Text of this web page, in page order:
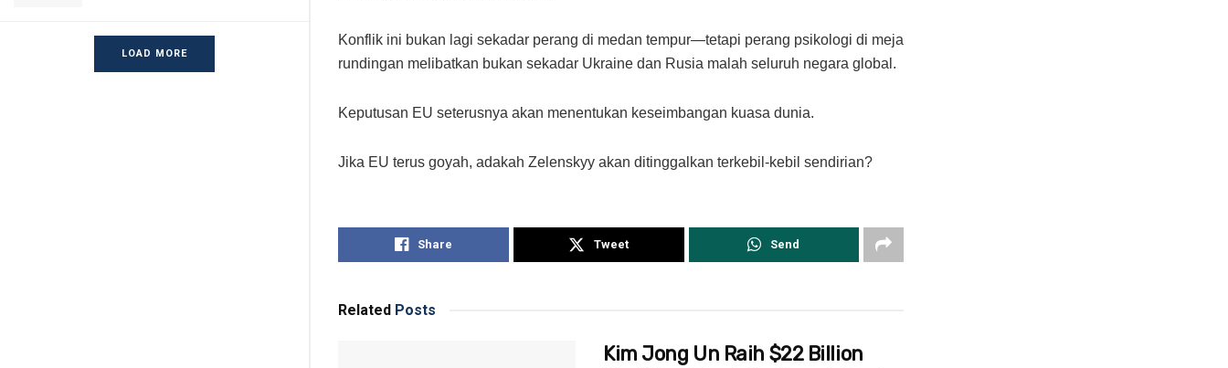
LOAD MORE
Konflik ini bukan lagi sekadar perang di medan tempur—tetapi perang psikologi di meja
rundingan melibatkan bukan sekadar Ukraine dan Rusia malah seluruh negara global.
Keputusan EU seterusnya akan menentukan keseimbangan kuasa dunia.
Jika EU terus goyah, adakah Zelenskyy akan ditinggalkan terkebil-kebil sendirian?
Share Tweet Send
Related Posts
Kim Jong Un Raih $22 Billion